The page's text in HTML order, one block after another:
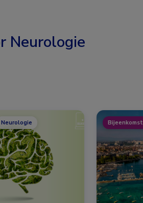
Neurologie
Neurologie Bijeenkomst